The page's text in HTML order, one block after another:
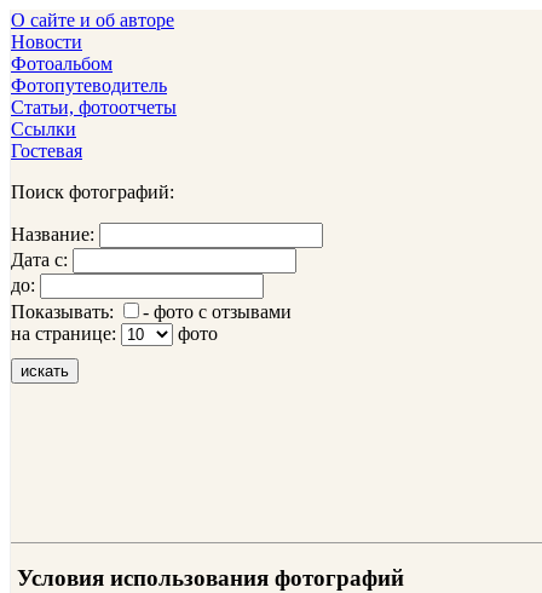
О сайте и об авторе
Новости
Фотоальбом
Фотопутеводитель
Статьи, фотоотчеты
Ссылки
Гостевая
Поиск фотографий:
Название:
Дата с:
до:
Показывать:
- фото с отзывами
на странице:
фото
искать
Условия использования фотографий